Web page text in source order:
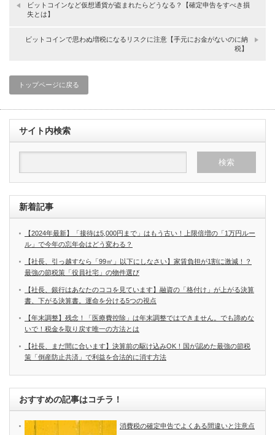
ビットコインなど仮想通貨が盗まれたらどうなる？【確定申告をすべき損
失とは】
ビットコインで思わぬ増税になるリスクに注意【手元にお金がないのに納
税】
トップページに戻る
サイト内検索
新着記事
【2024年最新】「接待は5,000円まで」はもう古い！上限倍増の「1万円ルー
ル」で今年の忘年会はどう変わる？
【社長、引っ越すなら「99㎡」以下にしなさい】家賃負担が1割に激減！？
最強の節税策「役員社宅」の物件選び
【社長、銀行はあなたのココを見ています】融資の「格付け」が上がる決算
書、下がる決算書。運命を分ける5つの視点
【年末調整】残念！「医療費控除」は年末調整ではできません。でも諦めな
いで！税金を取り戻す唯一の方法とは
【社長、まだ間に合います】決算前の駆け込みOK！国が認めた最強の節税
策「倒産防止共済」で利益を合法的に消す方法
おすすめの記事はコチラ！
消費税の確定申告でよくある間違いと注意点